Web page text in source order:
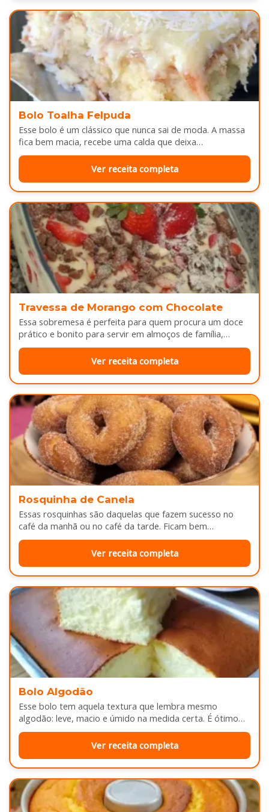
Bolo Toalha Felpuda
Esse bolo é um clássico que nunca sai de moda. A massa
fica bem macia, recebe uma calda que deixa…
Ver receita completa
Travessa de Morango com Chocolate
Essa sobremesa é perfeita para quem procura um doce
prático e bonito para servir em almoços de família,
aniversários ou…
Ver receita completa
Rosquinha de Canela
Essas rosquinhas são daquelas que fazem sucesso no
café da manhã ou no café da tarde. Ficam bem
douradinhas por…
Ver receita completa
Bolo Algodão
Esse bolo tem aquela textura que lembra mesmo
algodão: leve, macio e úmido na medida certa. É ótimo
pra servir…
Ver receita completa